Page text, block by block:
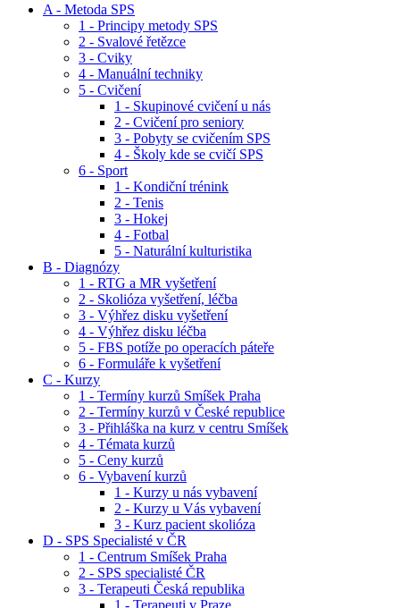
A - Metoda SPS
1 - Principy metody SPS
2 - Svalové řetězce
3 - Cviky
4 - Manuální techniky
5 - Cvičení
1 - Skupinové cvičení u nás
2 - Cvičení pro seniory
3 - Pobyty se cvičením SPS
4 - Školy kde se cvičí SPS
6 - Sport
1 - Kondiční trénink
2 - Tenis
3 - Hokej
4 - Fotbal
5 - Naturální kulturistika
B - Diagnózy
1 - RTG a MR vyšetření
2 - Skolióza vyšetření, léčba
3 - Výhřez disku vyšetření
4 - Výhřez disku léčba
5 - FBS potíže po operacích páteře
6 - Formuláře k vyšetření
C - Kurzy
1 - Termíny kurzů Smíšek Praha
2 - Termíny kurzů v České republice
3 - Přihláška na kurz v centru Smíšek
4 - Témata kurzů
5 - Ceny kurzů
6 - Vybavení kurzů
1 - Kurzy u nás vybavení
2 - Kurzy u Vás vybavení
3 - Kurz pacient skolióza
D - SPS Specialisté v ČR
1 - Centrum Smíšek Praha
2 - SPS specialisté ČR
3 - Terapeuti Česká republika
1 - Terapeuti v Praze